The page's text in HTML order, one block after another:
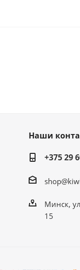
Наши
+375 29
Минск,
15